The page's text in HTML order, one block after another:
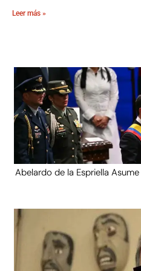
Leer más »
Abelardo de la Espriella